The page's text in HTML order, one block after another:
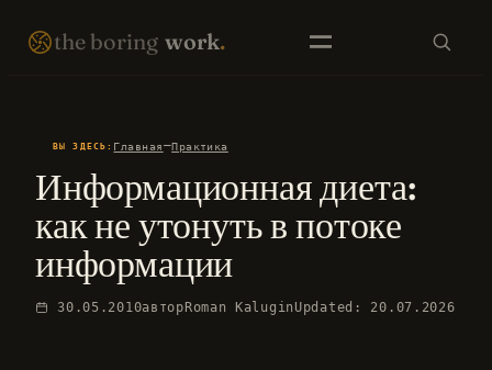
THE BORING WORK · SELF-IMPROVEMENT THAT COMPOUNDS · EST. 2007 · NO FIREWORKS ·
the boring work.
EN LIBRARY RU LIBRARY
ВЫ ЗДЕСЬ: Главная—Практика
Информационная диета:
как не утонуть в потоке
информации
30.05.2010автор Roman Kalugin Updated: 20.07.2026